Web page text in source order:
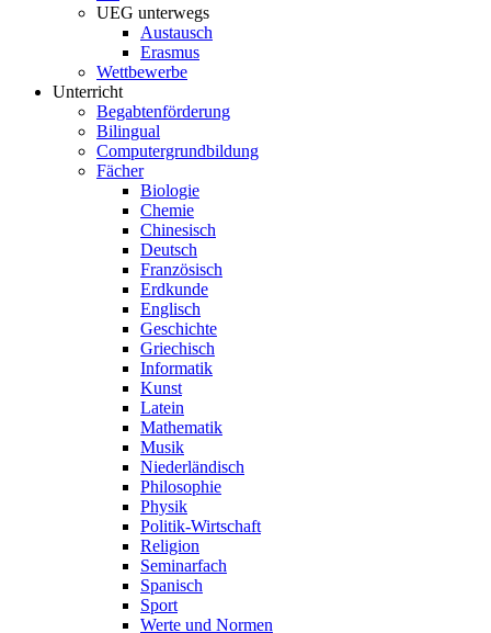
UEG unterwegs
Austausch
Erasmus
Wettbewerbe
Unterricht
Begabtenförderung
Bilingual
Computergrundbildung
Fächer
Biologie
Chemie
Chinesisch
Deutsch
Französisch
Erdkunde
Englisch
Geschichte
Griechisch
Informatik
Kunst
Latein
Mathematik
Musik
Niederländisch
Philosophie
Physik
Politik-Wirtschaft
Religion
Seminarfach
Spanisch
Sport
Werte und Normen